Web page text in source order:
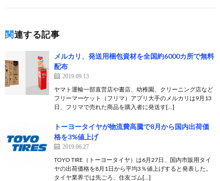
関連する記事
メルカリ、発送用梱包資材を全国約6000カ所で無料
配布
2019.09.13
ヤマト運輸一部直営店や書店、幼稚園、クリーニング店など
フリーマーケット（フリマ）アプリ大手のメルカリは9月13
日、フリマで売れた商品を購入者に発送す[…]
トーヨータイヤが物流費高騰で8月から国内出荷価
格を3%値上げ
2019.06.27
TOYO TIRE（トーヨータイヤ）は6月27日、国内市販用タイ
ヤの出荷価格を8月1日から平均3％値上げすると発表した。
タイヤ業界では先ごろ、住友ゴム[…]